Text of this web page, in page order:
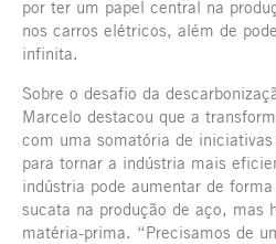
por ter um papel central na
nos carros elétricos, além de
infinita.
Sobre o desafio da
Marcelo destacou que a
com uma somatória de
para tornar a indústria mais
indústria pode aumentar de
sucata na produção de aço, mas
matéria-prima. “Precisamos de